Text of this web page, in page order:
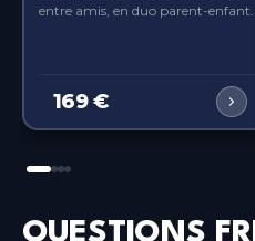
entre amis, en duo parent-enfant...
169€
QUESTIONS